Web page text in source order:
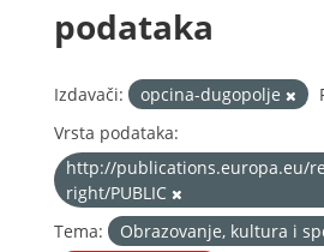
podataka
Izdavači: opcina-dugopolje
Vrsta podataka:
http://publications.europa.eu/
right/PUBLIC
Tema:
Obrazovanje, kultura i